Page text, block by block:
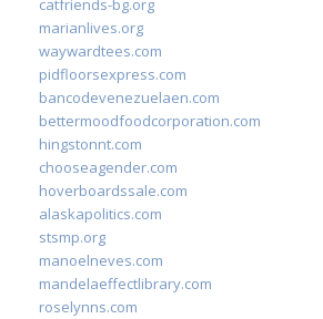
catfriends-bg.org
marianlives.org
waywardtees.com
pidfloorsexpress.com
bancodevenezuelaen.com
bettermoodfoodcorporation.com
hingstonnt.com
chooseagender.com
hoverboardssale.com
alaskapolitics.com
stsmp.org
manoelneves.com
mandelaeffectlibrary.com
roselynns.com